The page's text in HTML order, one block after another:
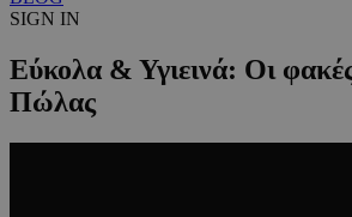
SIGN IN
Εύκολα & Υγιεινά: Οι
Πώλας